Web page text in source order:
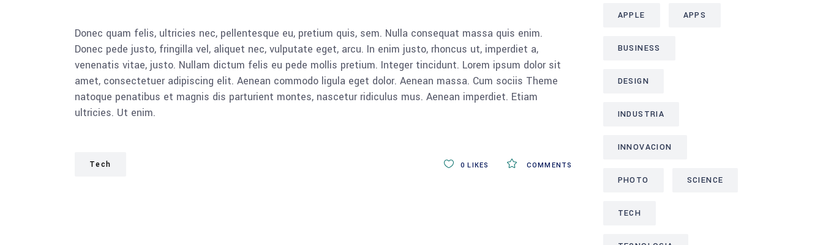
Donec quam felis, ultricies nec, pellentesque eu, pretium quis, sem. Nulla consequat massa quis enim.
Donec pede justo, fringilla vel, aliquet nec, vulputate eget, arcu. In enim justo, rhoncus ut, imperdiet a,
venenatis vitae, justo. Nullam dictum felis eu pede mollis pretium. Integer tincidunt. Lorem ipsum dolor sit
amet, consectetuer adipiscing elit. Aenean commodo ligula eget dolor. Aenean massa. Cum sociis Theme
natoque penatibus et magnis dis parturient montes, nascetur ridiculus mus. Aenean imperdiet. Etiam
ultricies. Ut enim.
Tech COMMENTS
0 LIKES
APPLE APPS
BUSINESS
DESIGN
INDUSTRIA
INNOVACION
PHOTO SCIENCE
TECH